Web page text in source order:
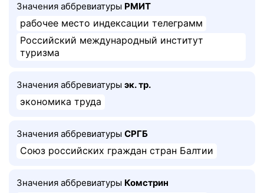
Значения аббревиатуры РМИТ
рабочее место индексации телеграмм
Российский международный институт
туризма
Значения аббревиатуры эк. тр.
экономика труда
Значения аббревиатуры СРГБ
Союз российских граждан стран Балтии
Значения аббревиатуры Комстрин